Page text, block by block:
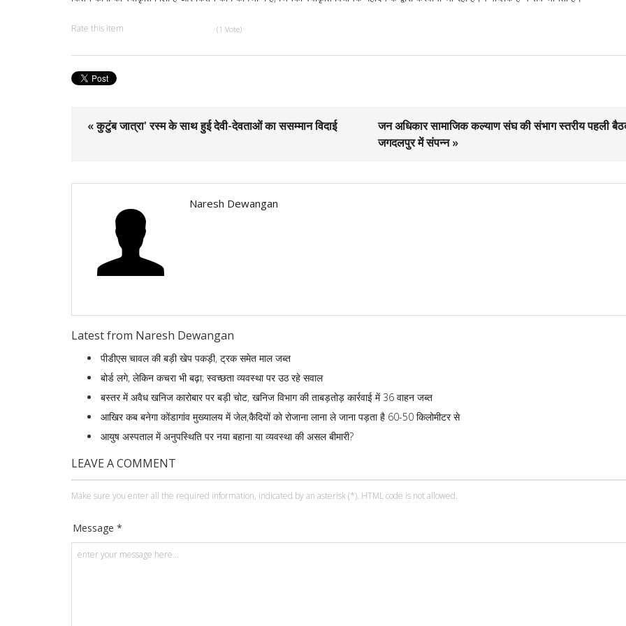
Rate this item (1 Vote)
« कुटुंब जात्रा' रस्म के साथ हुई देवी-देवताओं का ससम्मान विदाई
जन अधिकार सामाजिक कल्याण संघ की संभाग स्तरीय पहली
जगदलपुर में संपन्न »
Naresh Dewangan
Latest from Naresh Dewangan
पीडीएस चावल की बड़ी खेप पकड़ी, ट्रक समेत माल जब्त
बोर्ड लगे, लेकिन कचरा भी बढ़ा; स्वच्छता व्यवस्था पर उठ रहे सवाल
बस्तर में अवैध खनिज कारोबार पर बड़ी चोट, खनिज विभाग की ताबड़तोड़ कार्रवाई में 36 वाहन जब्त
आखिर कब बनेगा कोंडागांव मुख्यालय में जेल,कैदियों को रोजाना लाना ले जाना पड़ता है 60-50 किलोमीटर से
आयुष अस्पताल में अनुपस्थिति पर नया बहाना या व्यवस्था की असल बीमारी?
LEAVE A COMMENT
Make sure you enter all the required information, indicated by an asterisk (*). HTML code is not allowed.
Message *